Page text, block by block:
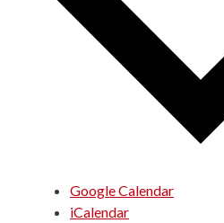
Google Calendar
iCalendar